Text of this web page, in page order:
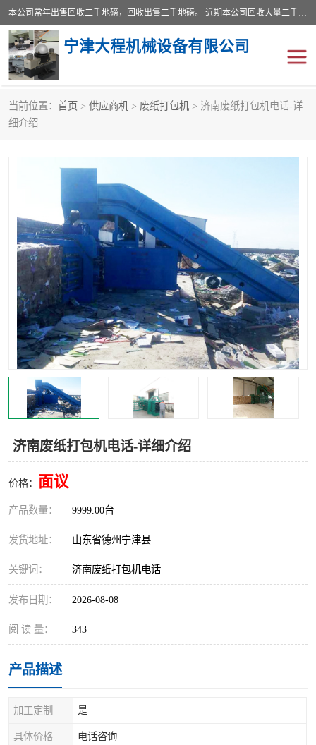
本公司常年出售回收二手地磅，回收出售二手地磅。 近期本公司回收大量二手地磅，型号齐全，宽度从2米到3.5米，长度5米到25米，承重吨位从10到200吨，成色7—9成新。 ? 使用年限6个月至2年，产品来源于个人闲置品，工矿企业停用品，因小换大而来。 精准度和新的一样， 二手地磅是内行人的选择，打个电话就省钱朋友您好等什么
宁津大程机械设备有限公司
当前位置： 首页 > 供应商机 > 废纸打包机 > 济南废纸打包机电话-详
细介绍
济南废纸打包机电话-详细介绍
价格： 面议
产品数量： 9999.00台
发货地址： 山东省德州宁津县
关键词： 济南废纸打包机电话
发布日期： 2026-08-08
阅 读 量： 343
产品描述
加工定制 是
具体价格 电话咨询
地磅
废纸打包机
装载机电子秤 输送机
半自动输送机 全自动输送机
冷却塔 食品螺旋塔
撕碎机 木材撕碎机
塑料撕碎机 金属撕碎机